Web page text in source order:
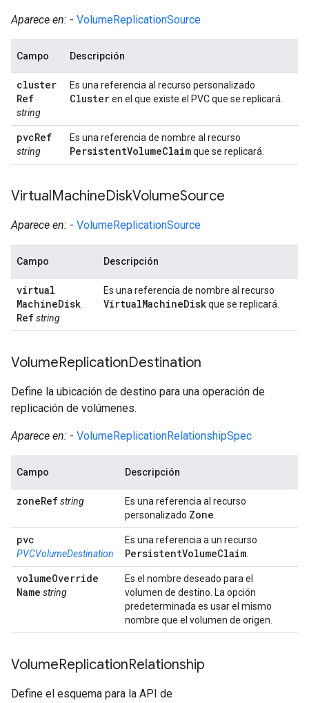
Aparece en: - VolumeReplicationSource
Campo Descripción
cluster
Ref
string
Es una referencia al recurso personalizado
Clusteren el que existe el PVC que se replicará.
pvcRef
string
Es una referencia de nombre al recurso
PersistentVolumeClaimque se replicará.
VirtualMachineDiskVolumeSource
Aparece en: - VolumeReplicationSource
Campo Descripción
virtual
MachineDisk
Refstring
Es una referencia de nombre al recurso
VirtualMachineDiskque se replicará.
VolumeReplicationDestination
Define la ubicación de destino para una operación de
replicación de volúmenes.
Aparece en: - VolumeReplicationRelationshipSpec
Campo Descripción
zoneRefstring
Es una referencia al recurso
personalizado Zone
pvc
PVCVolumeDestination
Es una referencia a un recurso
PersistentVolumeClaim
volumeOverride
Name string
Es el nombre deseado para el
volumen de destino. La opción
predeterminada es usar el mismo
nombre que el volumen de origen.
VolumeReplicationRelationship
Define el esquema para la API de